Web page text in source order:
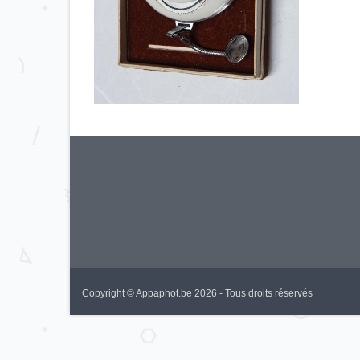
Copyright © Appaphot.be 2026 - Tous droits réservés